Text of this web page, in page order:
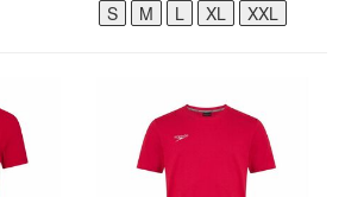
S M L XL XXL